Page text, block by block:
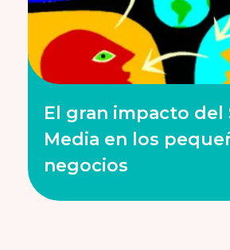
El gran impacto del
Media en los
negocios